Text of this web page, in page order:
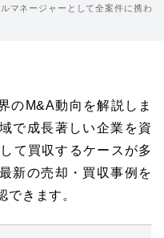
マネージャーとして全案件に携わ
のM&A動向を解説しま
で成長著しい企業を資
て買収するケースが多
新の売却・買収事例を
できます。